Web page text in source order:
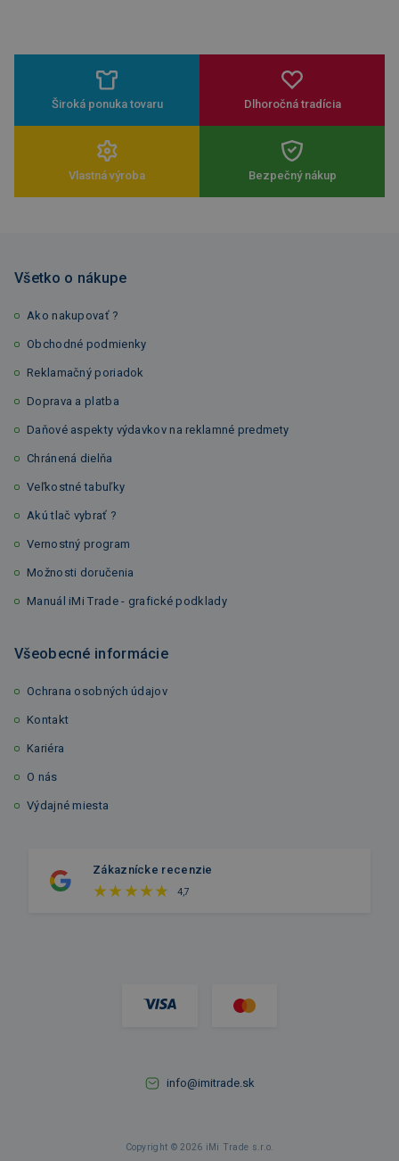
Široká ponuka tovaru Dlhoročná tradícia
Vlastná výroba Bezpečný nákup
Všetko o nákupe
Ako nakupovať ?
Obchodné podmienky
Reklamačný poriadok
Doprava a platba
Daňové aspekty výdavkov na reklamné predmety
Chránená dielňa
Veľkostné tabuľky
Akú tlač vybrať ?
Vernostný program
Možnosti doručenia
Manuál iMi Trade - grafické podklady
Všeobecné informácie
Ochrana osobných údajov
Kontakt
Kariéra
O nás
Výdajné miesta
Zákaznícke recenzie
4,7
info@imitrade.sk
Copyright © 2026 iMi Trade s.r.o.